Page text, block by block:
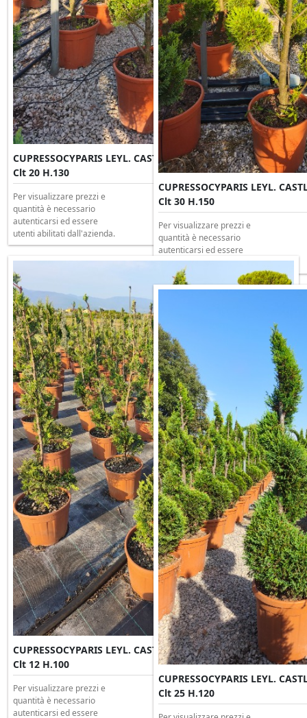
CUPRESSOCYPARIS LEYL. CASTLEWELLAND GOLD Ponpon
Clt 20 H.130
Per visualizzare prezzi e
quantità è necessario
autenticarsi ed essere
utenti abilitati dall'azienda.
CUPRESSOCYPARIS LEYL.
Clt 30 H.150
Per visualizzare prezzi e
quantità è necessario
autenticarsi ed essere
utenti abilitati dall'azienda.
CUPRESSOCYPARIS LEYL. CASTLEWELLAND GOLD Spirale
Clt 12 H.100
Per visualizzare prezzi e
quantità è necessario
autenticarsi ed essere
CUPRESSOCYPARIS LEYL.
Clt 25 H.120